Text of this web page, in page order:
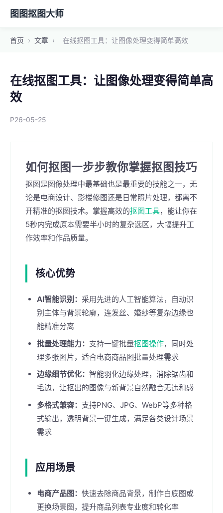
图图抠图大师
首页 › 文章 › 在线抠图工具：让图像处理变得简单高效
在线抠图工具：让图像处理变得简单高
效
P26-05-25
如何抠图一步步教你掌握抠图技巧
抠图是图像处理中最基础也是最重要的技能之一，无
论是电商设计、影楼修图还是日常照片处理，都离不
开精准的抠图技术。掌握高效的抠图工具，能让你在
5秒内完成原本需要半小时的复杂选区，大幅提升工
作效率和作品质量。
核心优势
AI智能识别： 采用先进的人工智能算法，自动识
别主体与背景轮廓，连发丝、婚纱等复杂边缘也
能精准分离
批量处理能力： 支持一键批量抠图操作，同时处
理多张图片，适合电商商品图批量处理需求
边缘细节优化： 智能羽化边缘处理，消除锯齿和
毛边，让抠出的图像与新背景自然融合无违和感
多格式兼容： 支持PNG、JPG、WebP等多种格
式输出，透明背景一键生成，满足各类设计场景
需求
应用场景
电商产品图： 快速去除商品背景，制作白底图或
更换场景图，提升商品列表专业度和转化率